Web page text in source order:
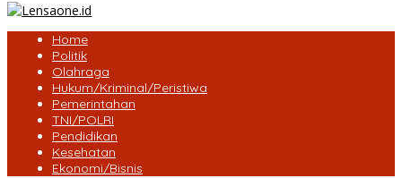
Home
Politik
Olahraga
Hukum/Kriminal/Peristiwa
Pemerintahan
TNI/POLRI
Pendidikan
Kesehatan
Ekonomi/Bisnis